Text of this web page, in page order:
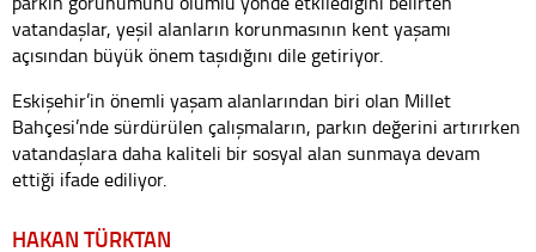
vatandaşlar, yeşil alanların korunmasının kent yaşamı
açısından büyük önem taşıdığını dile getiriyor.
Eskişehir’in önemli yaşam alanlarından biri olan Millet
Bahçesi’nde sürdürülen çalışmaların, parkın değerini artırırken
vatandaşlara daha kaliteli bir sosyal alan sunmaya devam
ettiği ifade ediliyor.
HAKAN TÜRKTAN